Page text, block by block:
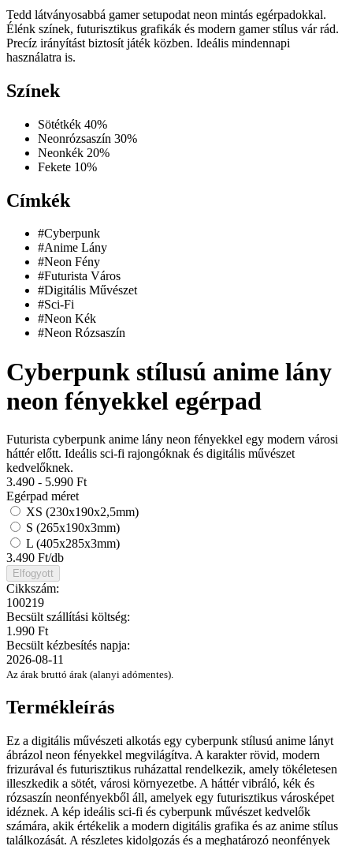
Tedd látványosabbá gamer setupodat neon mintás egérpadokkal.
Élénk színek, futurisztikus grafikák és modern gamer stílus vár rád.
Precíz irányítást biztosít játék közben. Ideális mindennapi
használatra is.
Színek
Sötétkék 40%
Neonrózsaszín 30%
Neonkék 20%
Fekete 10%
Címkék
#Cyberpunk
#Anime Lány
#Neon Fény
#Futurista Város
#Digitális Művészet
#Sci-Fi
#Neon Kék
#Neon Rózsaszín
Cyberpunk stílusú anime lány
neon fényekkel egérpad
Futurista cyberpunk anime lány neon fényekkel egy modern városi
háttér előtt. Ideális sci-fi rajongóknak és digitális művészet
kedvelőknek.
3.490 - 5.990 Ft
Egérpad méret
XS (230x190x2,5mm)
S (265x190x3mm)
L (405x285x3mm)
3.490 Ft/db
Elfogyott
Cikkszám:
100219
Becsült szállítási költség:
1.990 Ft
Becsült kézbesítés napja:
2026-08-11
Az árak bruttó árak (alanyi adómentes).
Termékleírás
Ez a digitális művészeti alkotás egy cyberpunk stílusú anime lányt
ábrázol neon fényekkel megvilágítva. A karakter rövid, modern
frizurával és futurisztikus ruházattal rendelkezik, amely tökéletesen
illeszkedik a sötét, városi környezetbe. A háttér vibráló, kék és
rózsaszín neonfényekből áll, amelyek egy futurisztikus városképet
idéznek. A kép ideális sci-fi és cyberpunk művészet kedvelők
számára, akik értékelik a modern digitális grafika és az anime stílus
találkozását. A részletes kidolgozás és a meghatározó neonfények